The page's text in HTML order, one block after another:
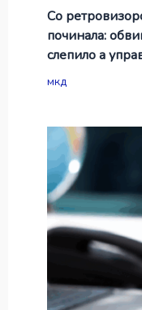
Со
починала:
слепило а
мкд